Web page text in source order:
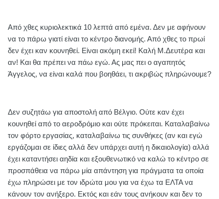
Από χθες κυριολεκτικά 10 λεπτά από εμένα. Δεν με αφήνουν
να το πάρω γιατί είναι το κέντρο διανομής. Από χθες το πρωί
δεν έχει καν κουνηθεί. Είναι ακόμη εκεί! Καλή Μ.Δευτέρα και
αν! Και θα πρέπει να πάω εγώ. Ας μας πει ο αγαπητός
Άγγελος, να είναι καλά που βοηθάει, τι ακριβώς πληρώνουμε?
Δεν συζητάω για αποστολή από Βέλγιο. Ούτε καν έχει
κουνηθεί από το αεροδρόμιο και ούτε πρόκειται. Καταλαβαίνω
τον φόρτο εργασίας, καταλαβαίνω τις συνθήκες (αν και εγώ
εργάζομαι σε ίδιες αλλά δεν υπάρχει αυτή η δικαιολογία) αλλά
έχει καταντήσει αηδία και εξουθενωτικό να καλώ το κέντρο σε
προσπάθεια να πάρω μία απάντηση για πράγματα τα οποία
έχω πληρώσει με τον ιδρώτα μου για να έχω τα ΕΛΤΑ να
κάνουν τον ανήξερο. Εκτός και εάν τους ανήκουν και δεν το